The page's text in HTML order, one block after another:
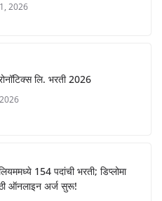
2026
लि. भरती 2026
154 पदांची भरती; डिप्लोमा
ऑनलाइन अर्ज सुरू!